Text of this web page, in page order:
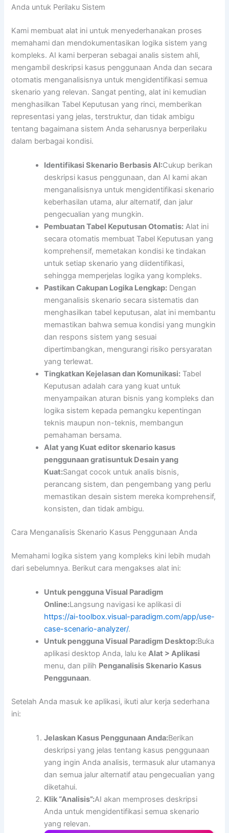
Anda untuk Perilaku Sistem
Kami membuat alat ini untuk menyederhanakan proses
memahami dan mendokumentasikan logika sistem yang
kompleks. AI kami berperan sebagai analis sistem ahli,
mengambil deskripsi kasus penggunaan Anda dan secara
otomatis menganalisisnya untuk mengidentifikasi semua
skenario yang relevan. Sangat penting, alat ini kemudian
menghasilkan Tabel Keputusan yang rinci, memberikan
representasi yang jelas, terstruktur, dan tidak ambigu
tentang bagaimana sistem Anda seharusnya berperilaku
dalam berbagai kondisi.
Identifikasi Skenario Berbasis AI:Cukup berikan
deskripsi kasus penggunaan, dan AI kami akan
menganalisisnya untuk mengidentifikasi skenario
keberhasilan utama, alur alternatif, dan jalur
pengecualian yang mungkin.
Pembuatan Tabel Keputusan Otomatis: Alat ini
secara otomatis membuat Tabel Keputusan yang
komprehensif, memetakan kondisi ke tindakan
untuk setiap skenario yang diidentifikasi,
sehingga memperjelas logika yang kompleks.
Pastikan Cakupan Logika Lengkap: Dengan
menganalisis skenario secara sistematis dan
menghasilkan tabel keputusan, alat ini membantu
memastikan bahwa semua kondisi yang mungkin
dan respons sistem yang sesuai
dipertimbangkan, mengurangi risiko persyaratan
yang terlewat.
Tingkatkan Kejelasan dan Komunikasi: Tabel
Keputusan adalah cara yang kuat untuk
menyampaikan aturan bisnis yang kompleks dan
logika sistem kepada pemangku kepentingan
teknis maupun non-teknis, membangun
pemahaman bersama.
Alat yang Kuateditor skenario kasus
penggunaan gratisuntuk Desain yang
Kuat:Sangat cocok untuk analis bisnis,
perancang sistem, dan pengembang yang perlu
memastikan desain sistem mereka komprehensif,
konsisten, dan tidak ambigu.
Cara Menganalisis Skenario Kasus Penggunaan Anda
Memahami logika sistem yang kompleks kini lebih mudah
dari sebelumnya. Berikut cara mengakses alat ini:
Untuk pengguna Visual Paradigm
Online:Langsung navigasi ke aplikasi di
https://ai-toolbox.visual-paradigm.com/app/use-
case-scenario-analyzer/.
Untuk pengguna Visual Paradigm Desktop:Buka
aplikasi desktop Anda, lalu keAlat > Aplikasi
menu, dan pilih Penganalisis Skenario Kasus
Penggunaan.
Setelah Anda masuk ke aplikasi, ikuti alur kerja sederhana
ini:
Jelaskan Kasus Penggunaan Anda:Berikan
deskripsi yang jelas tentang kasus penggunaan
yang ingin Anda analisis, termasuk alur utamanya
dan semua jalur alternatif atau pengecualian yang
diketahui.
Klik “Analisis”:AI akan memproses deskripsi
Anda untuk mengidentifikasi semua skenario
yang relevan.